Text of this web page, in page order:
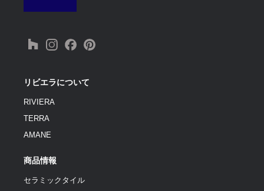
リビエラについて
RIVIERA
TERRA
AMANE
商品情報
セラミックタイル